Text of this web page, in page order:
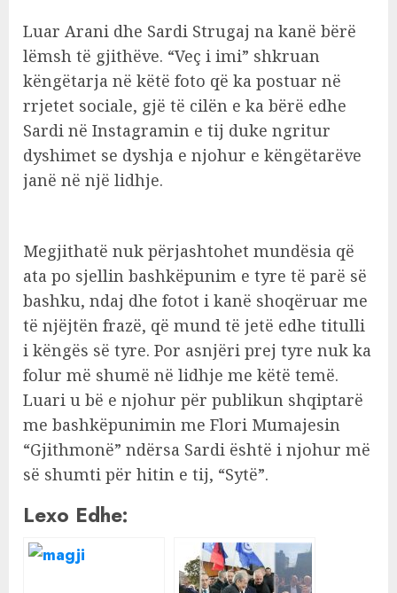
Luar Arani dhe Sardi Strugaj na kanë bërë
lëmsh të gjithëve. “Veç i imi” shkruan
këngëtarja në këtë foto që ka postuar në
rrjetet sociale, gjë të cilën e ka bërë edhe
Sardi në Instagramin e tij duke ngritur
dyshimet se dyshja e njohur e këngëtarëve
janë në një lidhje.
Megjithatë nuk përjashtohet mundësia që
ata po sjellin bashkëpunim e tyre të parë së
bashku, ndaj dhe fotot i kanë shoqëruar me
të njëjtën frazë, që mund të jetë edhe titulli
i këngës së tyre. Por asnjëri prej tyre nuk ka
folur më shumë në lidhje me këtë temë.
Luari u bë e njohur për publikun shqiptarë
me bashkëpunimin me Flori Mumajesin
“Gjithmonë” ndërsa Sardi është i njohur më
së shumti për hitin e tij, “Sytë”.
Lexo Edhe: